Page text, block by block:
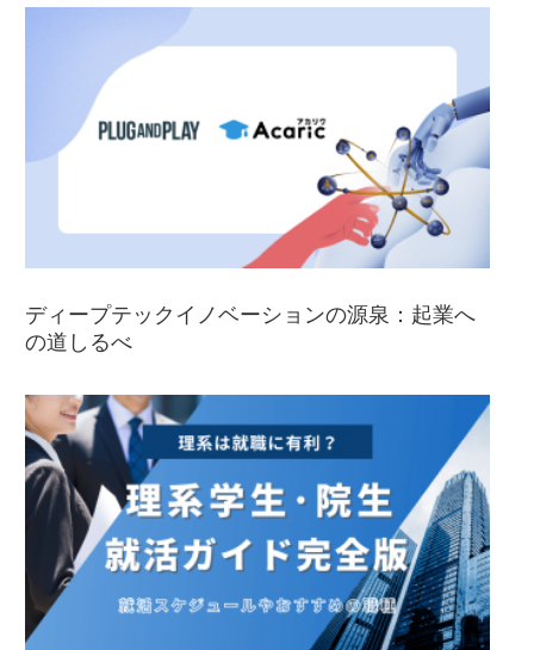
ディープテックイノベーションの源泉：起業へ
の道しるべ